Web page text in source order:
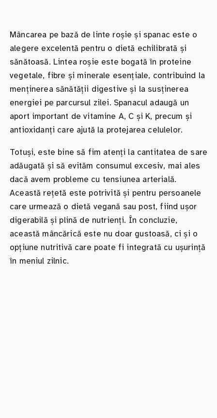
Mâncarea pe bază de linte roșie și spanac este o
alegere excelentă pentru o dietă echilibrată și
sănătoasă. Lintea roșie este bogată în proteine
vegetale, fibre și minerale esențiale, contribuind la
menținerea sănătății digestive și la susținerea
energiei pe parcursul zilei. Spanacul adaugă un
aport important de vitamine A, C și K, precum și
antioxidanți care ajută la protejarea celulelor.
Totuși, este bine să fim atenți la cantitatea de sare
adăugată și să evităm consumul excesiv, mai ales
dacă avem probleme cu tensiunea arterială.
Această rețetă este potrivită și pentru persoanele
care urmează o dietă vegană sau post, fiind ușor
digerabilă și plină de nutrienți. În concluzie,
această mâncărică este nu doar gustoasă, ci și o
opțiune nutritivă care poate fi integrată cu ușurință
în meniul zilnic.